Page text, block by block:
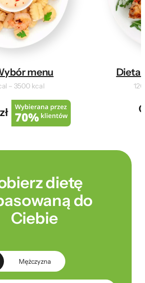
menu
– 3500 kcal
Dieta
dietę
do
Ciebie
Mężczyzna